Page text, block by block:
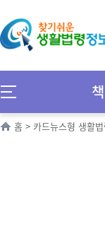
홈 > 카드뉴스형 생활